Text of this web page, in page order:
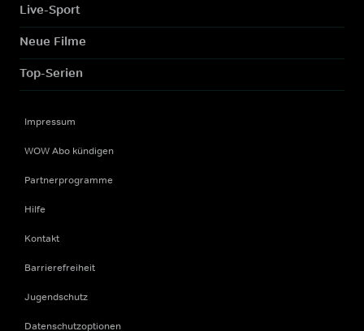
Live-Sport
Neue Filme
Top-Serien
Impressum
WOW Abo kündigen
Partnerprogramme
Hilfe
Kontakt
Barrierefreiheit
Jugendschutz
Datenschutzoptionen